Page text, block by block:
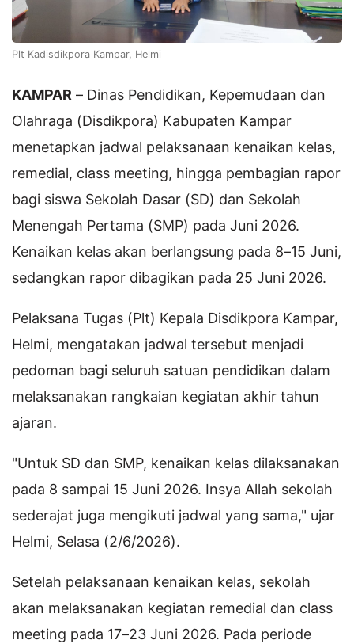
Plt Kadisdikpora Kampar, Helmi
KAMPAR – Dinas Pendidikan, Kepemudaan dan
Olahraga (Disdikpora) Kabupaten Kampar
menetapkan jadwal pelaksanaan kenaikan kelas,
remedial, class meeting, hingga pembagian rapor
bagi siswa Sekolah Dasar (SD) dan Sekolah
Menengah Pertama (SMP) pada Juni 2026.
Kenaikan kelas akan berlangsung pada 8–15 Juni,
sedangkan rapor dibagikan pada 25 Juni 2026.
Pelaksana Tugas (Plt) Kepala Disdikpora Kampar,
Helmi, mengatakan jadwal tersebut menjadi
pedoman bagi seluruh satuan pendidikan dalam
melaksanakan rangkaian kegiatan akhir tahun
ajaran.
"Untuk SD dan SMP, kenaikan kelas dilaksanakan
pada 8 sampai 15 Juni 2026. Insya Allah sekolah
sederajat juga mengikuti jadwal yang sama," ujar
Helmi, Selasa (2/6/2026).
Setelah pelaksanaan kenaikan kelas, sekolah
akan melaksanakan kegiatan remedial dan class
meeting pada 17–23 Juni 2026. Pada periode